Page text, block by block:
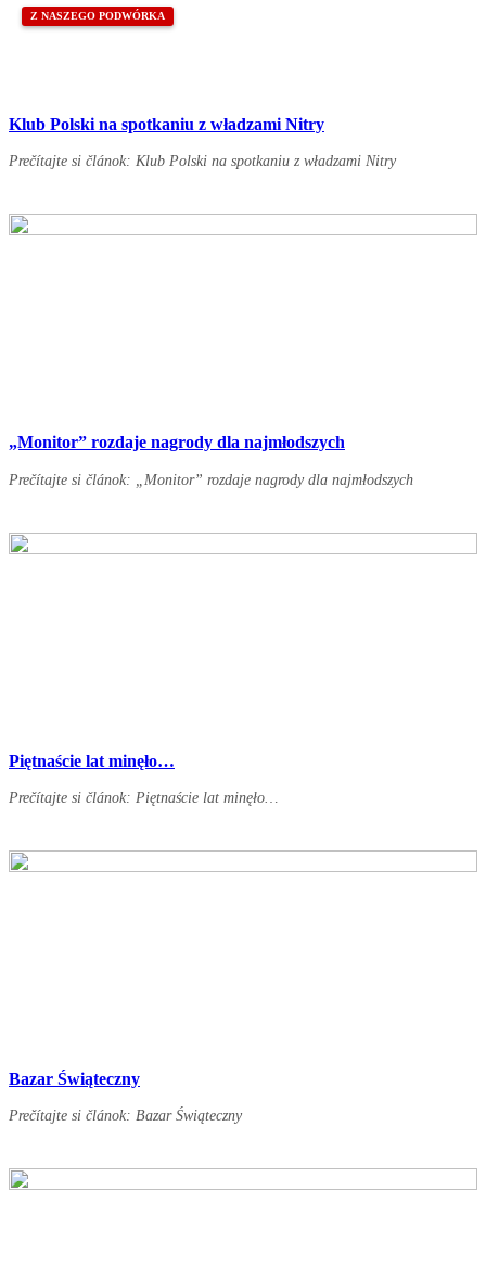
Z NASZEGO PODWÓRKA
Klub Polski na spotkaniu z władzami Nitry
Prečítajte si článok: Klub Polski na spotkaniu z władzami Nitry
„Monitor” rozdaje nagrody dla najmłodszych
Prečítajte si článok: „Monitor” rozdaje nagrody dla najmłodszych
Piętnaście lat minęło…
Prečítajte si článok: Piętnaście lat minęło…
Bazar Świąteczny
Prečítajte si článok: Bazar Świąteczny